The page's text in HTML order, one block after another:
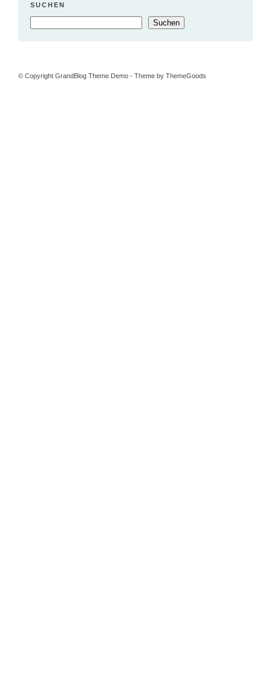
SUCHEN
Suchen
© Copyright GrandBlog Theme Demo - Theme by ThemeGoods